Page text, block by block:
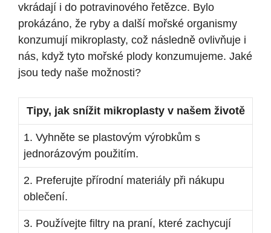
vkrádají i do potravinového řetězce. Bylo
prokázáno, že ryby a další mořské organismy
konzumují mikroplasty, což následně ovlivňuje i
nás, když tyto mořské plody konzumujeme. Jaké
jsou tedy naše možnosti?
Tipy, jak snížit mikroplasty v našem životě
1. Vyhněte se plastovým výrobkům s
jednorázovým použitím.
2. Preferujte přírodní materiály při nákupu
oblečení.
3. Používejte filtry na praní, které zachycují